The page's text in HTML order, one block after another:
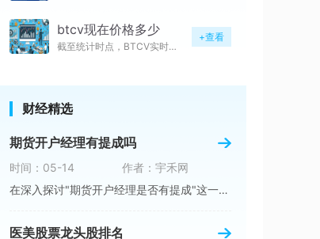
btcv现在价格多少
截至统计时点，BTCV实时报价
+查看
财经精选
期货开户经理有提成吗
时间：05-14
作者：宇禾网
在深入探讨"期货开户经理是否有提成"这一问题
医美股票龙头股排名